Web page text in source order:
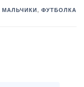
МАЛЬЧИКИ , ФУТБОЛКА